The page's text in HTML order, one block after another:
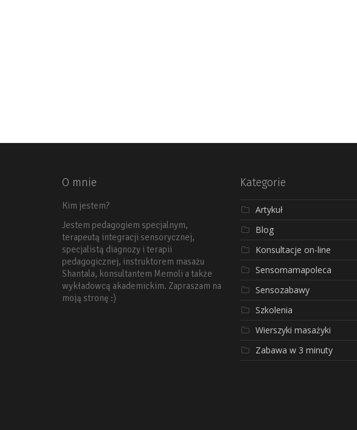
O mnie
Kim jestem?
Jestem pedagogiem specjalnym,
terapeutą integracji sensorycznej,
specjalistą diagnozy i terapii
pedagogicznej, instruktorem masażu
Shantala, konsultantem Memoli a także
wykładowcą akademickim. Zapraszam na
moją stronę :)
Kategorie
Artykuł
Blog
Konsultacje on-line
Sensomamapoleca
Sensozabawy
Szkolenia
Wierszyki masażyki
Zabawa w 3 minuty